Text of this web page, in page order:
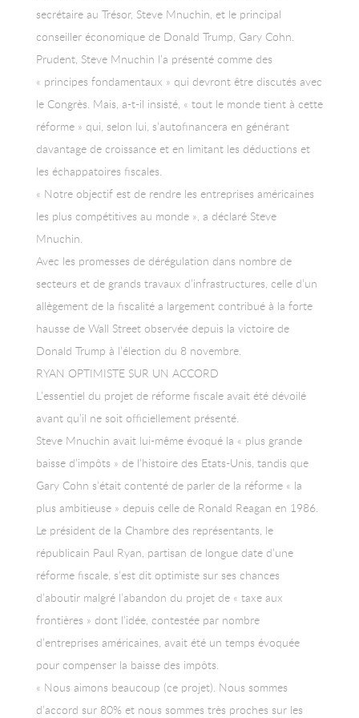
secrétaire au Trésor, Steve Mnuchin, et le principal
conseiller économique de Donald Trump, Gary Cohn.
Prudent, Steve Mnuchin l’a présenté comme des
« principes fondamentaux » qui devront être discutés avec
le Congrès. Mais, a-t-il insisté, « tout le monde tient à cette
réforme » qui, selon lui, s’autofinancera en générant
davantage de croissance et en limitant les déductions et
les échappatoires fiscales.
« Notre objectif est de rendre les entreprises américaines
les plus compétitives au monde », a déclaré Steve
Mnuchin.
Avec les promesses de dérégulation dans nombre de
secteurs et de grands travaux d’infrastructures, celle d’un
allègement de la fiscalité a largement contribué à la forte
hausse de Wall Street observée depuis la victoire de
Donald Trump à l’élection du 8 novembre.
RYAN OPTIMISTE SUR UN ACCORD
L’essentiel du projet de réforme fiscale avait été dévoilé
avant qu’il ne soit officiellement présenté.
Steve Mnuchin avait lui-même évoqué la « plus grande
baisse d’impôts » de l’histoire des Etats-Unis, tandis que
Gary Cohn s’était contenté de parler de la réforme « la
plus ambitieuse » depuis celle de Ronald Reagan en 1986.
Le président de la Chambre des représentants, le
républicain Paul Ryan, partisan de longue date d’une
réforme fiscale, s’est dit optimiste sur ses chances
d’aboutir malgré l’abandon du projet de « taxe aux
frontières » dont l’idée, contestée par nombre
d’entreprises américaines, avait été un temps évoquée
pour compenser la baisse des impôts.
« Nous aimons beaucoup (ce projet). Nous sommes
d’accord sur 80% et nous sommes très proches sur les